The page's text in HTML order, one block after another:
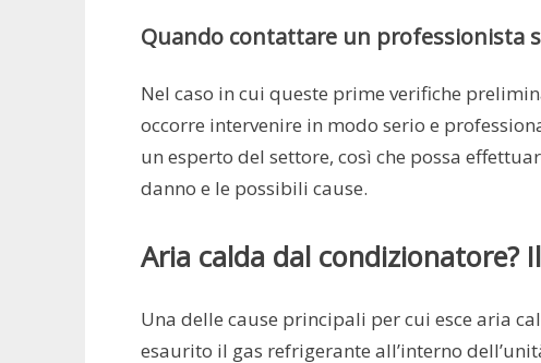
Quando contattare un professionista
Nel caso in cui queste prime verifiche
occorre intervenire in modo serio e
un esperto del settore, così che possa
danno e le possibili cause.
Aria calda dal condizionatore?
Una delle cause principali per cui esce aria
esaurito il gas refrigerante all’interno